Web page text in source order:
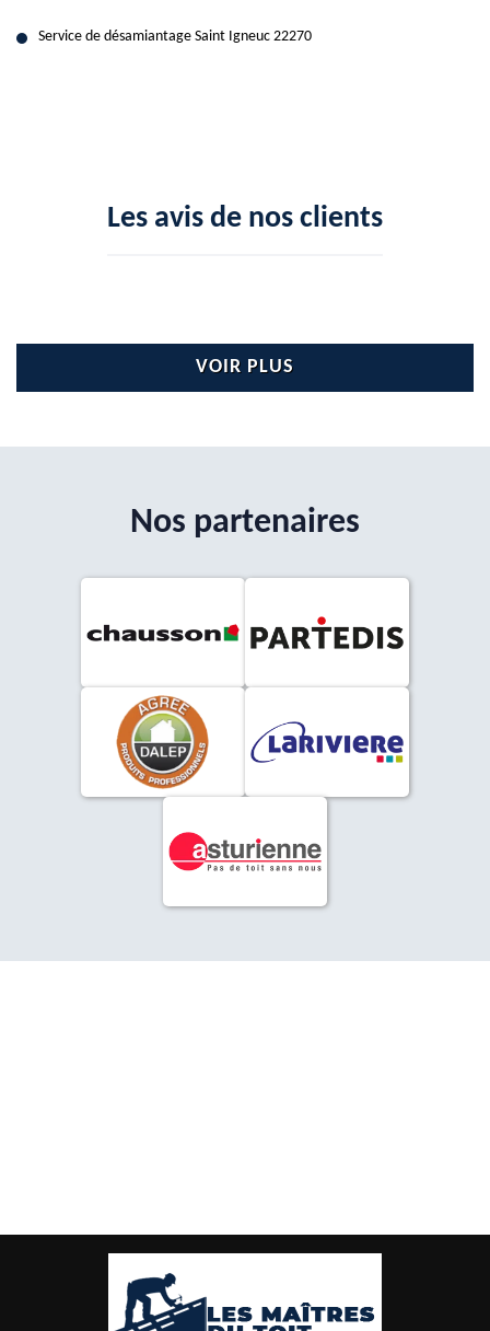
Service de désamiantage Saint Igneuc 22270
Les avis de nos clients
VOIR PLUS
Nos partenaires